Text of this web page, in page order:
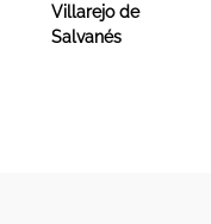
Villarejo de
Salvanés